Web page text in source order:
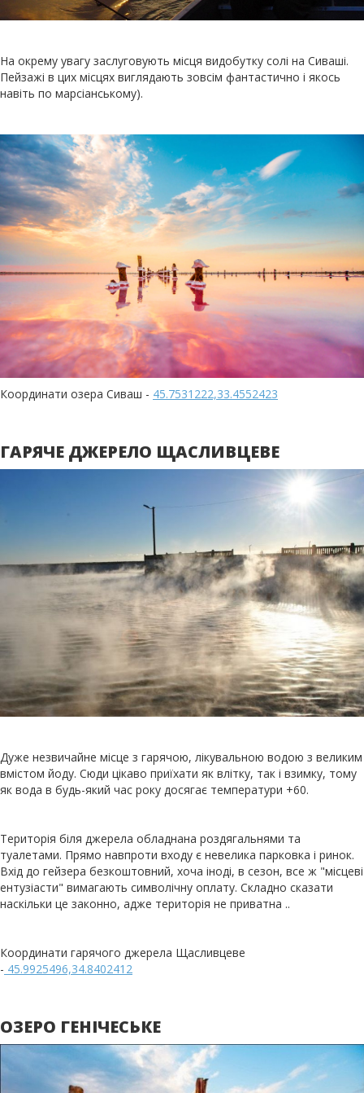
На окрему увагу заслуговують місця видобутку солі на Сиваші.
Пейзажі в цих місцях виглядають зовсім фантастично і якось
навіть по марсіанському).
Координати озера Сиваш - 45.7531222,33.4552423
ГАРЯЧЕ ДЖЕРЕЛО ЩАСЛИВЦЕВЕ
Дуже незвичайне місце з гарячою, лікувальною водою з великим
вмістом йоду. Сюди цікаво приїхати як влітку, так і взимку, тому
як вода в будь-який час року досягає температури +60.
Територія біля джерела обладнана роздягальнями та
туалетами. Прямо навпроти входу є невелика парковка і ринок.
Вхід до гейзера безкоштовний, хоча іноді, в сезон, все ж "місцеві
ентузіасти" вимагають символічну оплату. Складно сказати
наскільки це законно, адже територія не приватна ..
Координати гарячого джерела Щасливцеве
- 45.9925496,34.8402412
ОЗЕРО ГЕНІЧЕСЬКЕ